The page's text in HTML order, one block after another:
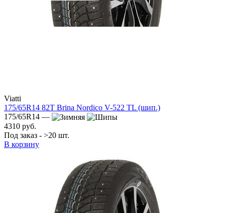
Viatti
175/65R14 82T Brina Nordico V-522 TL (шип.)
175/65R14 —
4310 руб.
Под заказ - >20 шт.
В корзину